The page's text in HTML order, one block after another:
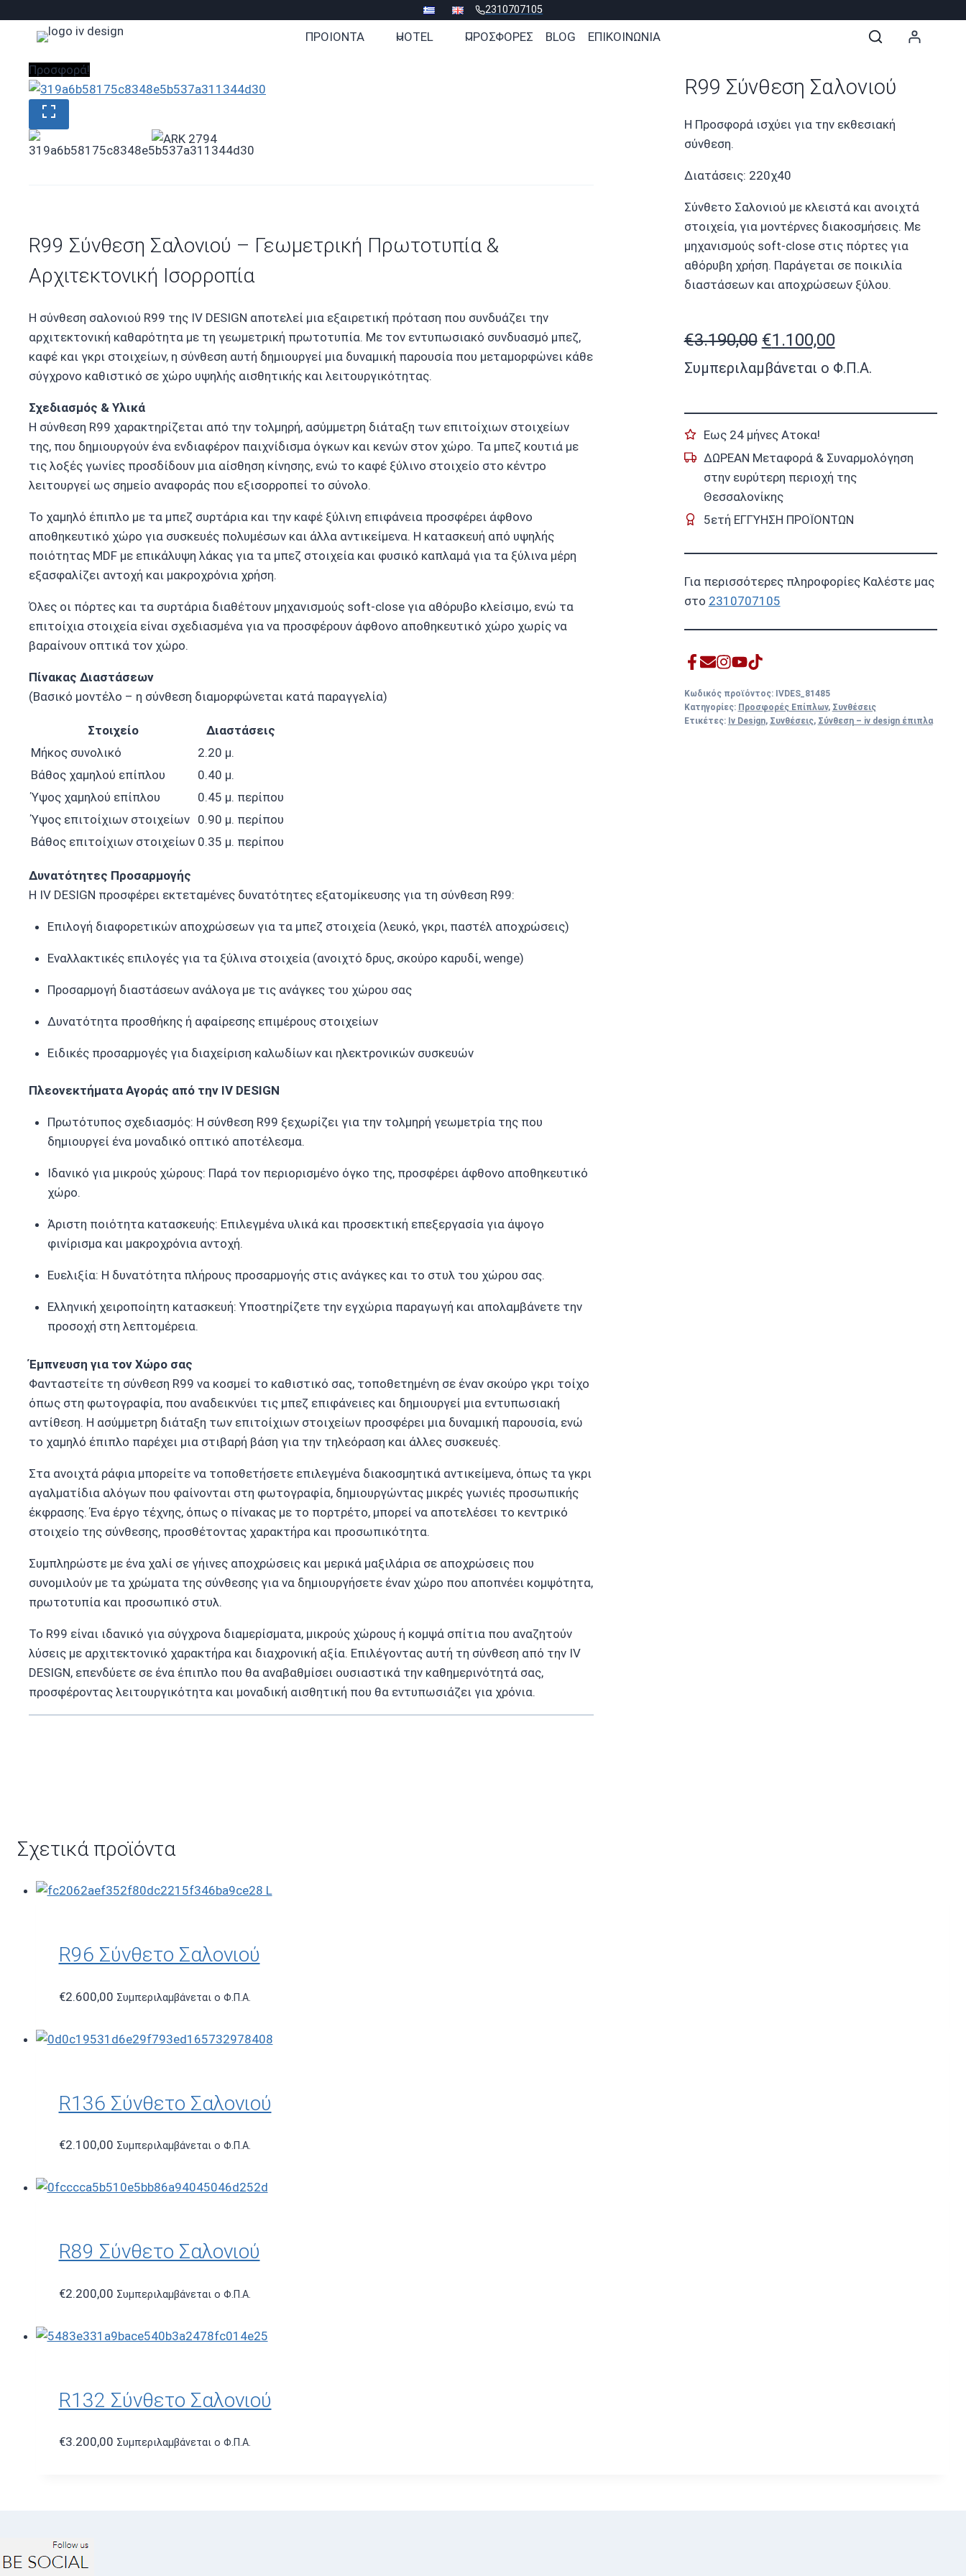
2310707105
ΠΡΟΙΟΝΤΑ HOTEL ΠΡΟΣΦΟΡΕΣ BLOG ΕΠΙΚΟΙΝΩΝΙΑ
Προσφορά!
R99 Σύνθεση Σαλονιού – Γεωμετρική Πρωτοτυπία &
Αρχιτεκτονική Ισορροπία
Η σύνθεση σαλονιού R99 της IV DESIGN αποτελεί μια εξαιρετική πρόταση που συνδυάζει την
αρχιτεκτονική καθαρότητα με τη γεωμετρική πρωτοτυπία. Με τον εντυπωσιακό συνδυασμό μπεζ,
καφέ και γκρι στοιχείων, η σύνθεση αυτή δημιουργεί μια δυναμική παρουσία που μεταμορφώνει κάθε
σύγχρονο καθιστικό σε χώρο υψηλής αισθητικής και λειτουργικότητας.
Σχεδιασμός & Υλικά
Η σύνθεση R99 χαρακτηρίζεται από την τολμηρή, ασύμμετρη διάταξη των επιτοίχιων στοιχείων
της, που δημιουργούν ένα ενδιαφέρον παιχνίδισμα όγκων και κενών στον χώρο. Τα μπεζ κουτιά με
τις λοξές γωνίες προσδίδουν μια αίσθηση κίνησης, ενώ το καφέ ξύλινο στοιχείο στο κέντρο
λειτουργεί ως σημείο αναφοράς που εξισορροπεί το σύνολο.
Το χαμηλό έπιπλο με τα μπεζ συρτάρια και την καφέ ξύλινη επιφάνεια προσφέρει άφθονο
αποθηκευτικό χώρο για συσκευές πολυμέσων και άλλα αντικείμενα. Η κατασκευή από υψηλής
ποιότητας MDF με επικάλυψη λάκας για τα μπεζ στοιχεία και φυσικό καπλαμά για τα ξύλινα μέρη
εξασφαλίζει αντοχή και μακροχρόνια χρήση.
Όλες οι πόρτες και τα συρτάρια διαθέτουν μηχανισμούς soft-close για αθόρυβο κλείσιμο, ενώ τα
επιτοίχια στοιχεία είναι σχεδιασμένα για να προσφέρουν άφθονο αποθηκευτικό χώρο χωρίς να
βαραίνουν οπτικά τον χώρο.
Πίνακας Διαστάσεων
(Βασικό μοντέλο – η σύνθεση διαμορφώνεται κατά παραγγελία)
Στοιχείο
Διαστάσεις
Μήκος συνολικό
2.20 μ.
Βάθος χαμηλού επίπλου
0.40 μ.
Ύψος χαμηλού επίπλου
0.45 μ. περίπου
Ύψος επιτοίχιων στοιχείων 0.90 μ. περίπου
Βάθος επιτοίχιων στοιχείων 0.35 μ. περίπου
Δυνατότητες Προσαρμογής
Η IV DESIGN προσφέρει εκτεταμένες δυνατότητες εξατομίκευσης για τη σύνθεση R99:
Επιλογή διαφορετικών αποχρώσεων για τα μπεζ στοιχεία (λευκό, γκρι, παστέλ αποχρώσεις)
Εναλλακτικές επιλογές για τα ξύλινα στοιχεία (ανοιχτό δρυς, σκούρο καρυδί, wenge)
Προσαρμογή διαστάσεων ανάλογα με τις ανάγκες του χώρου σας
Δυνατότητα προσθήκης ή αφαίρεσης επιμέρους στοιχείων
Ειδικές προσαρμογές για διαχείριση καλωδίων και ηλεκτρονικών συσκευών
Πλεονεκτήματα Αγοράς από την IV DESIGN
Πρωτότυπος σχεδιασμός: Η σύνθεση R99 ξεχωρίζει για την τολμηρή γεωμετρία της που
δημιουργεί ένα μοναδικό οπτικό αποτέλεσμα.
Ιδανικό για μικρούς χώρους: Παρά τον περιορισμένο όγκο της, προσφέρει άφθονο αποθηκευτικό
χώρο.
Άριστη ποιότητα κατασκευής: Επιλεγμένα υλικά και προσεκτική επεξεργασία για άψογο
φινίρισμα και μακροχρόνια αντοχή.
Ευελιξία: Η δυνατότητα πλήρους προσαρμογής στις ανάγκες και το στυλ του χώρου σας.
Ελληνική χειροποίητη κατασκευή: Υποστηρίζετε την εγχώρια παραγωγή και απολαμβάνετε την
προσοχή στη λεπτομέρεια.
Έμπνευση για τον Χώρο σας
Φανταστείτε τη σύνθεση R99 να κοσμεί το καθιστικό σας, τοποθετημένη σε έναν σκούρο γκρι τοίχο
όπως στη φωτογραφία, που αναδεικνύει τις μπεζ επιφάνειες και δημιουργεί μια εντυπωσιακή
αντίθεση. Η ασύμμετρη διάταξη των επιτοίχιων στοιχείων προσφέρει μια δυναμική παρουσία, ενώ
το χαμηλό έπιπλο παρέχει μια στιβαρή βάση για την τηλεόραση και άλλες συσκευές.
Στα ανοιχτά ράφια μπορείτε να τοποθετήσετε επιλεγμένα διακοσμητικά αντικείμενα, όπως τα γκρι
αγαλματίδια αλόγων που φαίνονται στη φωτογραφία, δημιουργώντας μικρές γωνιές προσωπικής
έκφρασης. Ένα έργο τέχνης, όπως ο πίνακας με το πορτρέτο, μπορεί να αποτελέσει το κεντρικό
στοιχείο της σύνθεσης, προσθέτοντας χαρακτήρα και προσωπικότητα.
Συμπληρώστε με ένα χαλί σε γήινες αποχρώσεις και μερικά μαξιλάρια σε αποχρώσεις που
συνομιλούν με τα χρώματα της σύνθεσης για να δημιουργήσετε έναν χώρο που αποπνέει κομψότητα,
πρωτοτυπία και προσωπικό στυλ.
Το R99 είναι ιδανικό για σύγχρονα διαμερίσματα, μικρούς χώρους ή κομψά σπίτια που αναζητούν
λύσεις με αρχιτεκτονικό χαρακτήρα και διαχρονική αξία. Επιλέγοντας αυτή τη σύνθεση από την IV
DESIGN, επενδύετε σε ένα έπιπλο που θα αναβαθμίσει ουσιαστικά την καθημερινότητά σας,
προσφέροντας λειτουργικότητα και μοναδική αισθητική που θα εντυπωσιάζει για χρόνια.
R99 Σύνθεση Σαλονιού
Η Προσφορά ισχύει για την εκθεσιακή
σύνθεση.
Διατάσεις: 220χ40
Σύνθετο Σαλονιού με κλειστά και ανοιχτά
στοιχεία, για μοντέρνες διακοσμήσεις. Με
μηχανισμούς soft-close στις πόρτες για
αθόρυβη χρήση. Παράγεται σε ποικιλία
διαστάσεων και αποχρώσεων ξύλου.
€3.190,00 Original
price
€1.100,00Η
τρέχουσα
€1.100,00.
Συμπεριλαμβάνεται ο Φ.Π.Α.
Εως 24 μήνες Ατοκα!
ΔΩΡΕΑΝ Μεταφορά & Συναρμολόγηση
στην ευρύτερη περιοχή της
Θεσσαλονίκης
5ετή ΕΓΓΥΗΣΗ ΠΡΟΪΟΝΤΩΝ
Για περισσότερες πληροφορίες Καλέστε μας
στο 2310707105
Κωδικός προϊόντος: IVDES_81485
Κατηγορίες: Προσφορές Επίπλων, Συνθέσεις
Ετικέτες: Iv Design, Συνθέσεις, Σύνθεση – iv design έπιπλα
Σχετικά προϊόντα
R96 Σύνθετο Σαλονιού
€2.600,00 Συμπεριλαμβάνεται ο Φ.Π.Α.
R136 Σύνθετο Σαλονιού
€2.100,00 Συμπεριλαμβάνεται ο Φ.Π.Α.
R89 Σύνθετο Σαλονιού
€2.200,00 Συμπεριλαμβάνεται ο Φ.Π.Α.
R132 Σύνθετο Σαλονιού
€3.200,00 Συμπεριλαμβάνεται ο Φ.Π.Α.